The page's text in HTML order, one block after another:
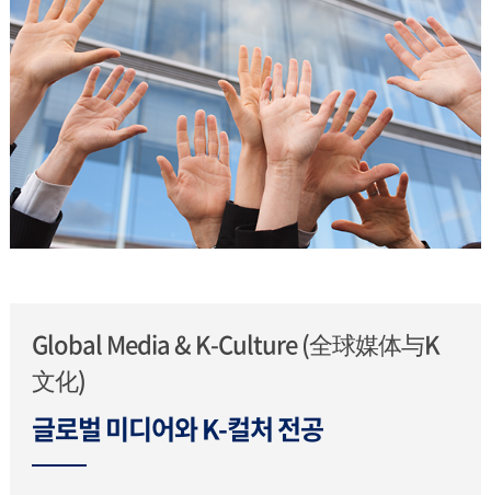
Global Media & K-Culture (全球媒体与K
文化)
글로벌 미디어와 K-컬처 전공